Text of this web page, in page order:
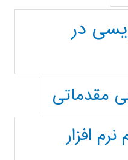
در
مقدماتی
افزار